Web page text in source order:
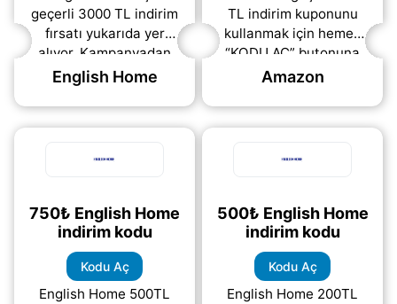
geçerli 3000 TL indirim
fırsatı yukarıda yer
alıyor. Kampanyadan
yararlanmak için hemen
“kodu aç” bağlantısına
tıklayarak indirim
kodunu(daha&helliip;)
English Home
TL indirim kuponunu
kullanmak için hemen
“KODU AÇ” butonuna
tıklayarak indirim
görüntüleyebilirsiniz.
Geniş ürün yelpazesi
Amazon
750₺ English Home
indirim kodu
Kodu Aç
English Home 500TL
500₺ English Home
indirim kodu
Kodu Aç
English Home 200TL